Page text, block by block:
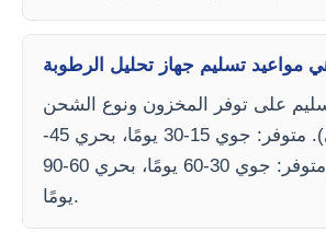
على توفر المخزون ونوع الشحن
(جوي أو بحري). متوفر: جوي 15-30 يومًا، بحري 45-
60 يومًا. غير متوفر: جوي 30-60 يومًا، بحري 60-90
يومًا.